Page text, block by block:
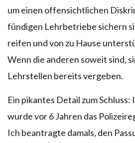
um einen offensichtlichen
fündigen Lehrbetriebe sichern
reifen und von zu Hause
Wenn die anderen soweit sind,
Lehrstellen bereits vergeben.
Ein pikantes Detail zum
wurde vor 6 Jahren das
Ich beantragte damals, den